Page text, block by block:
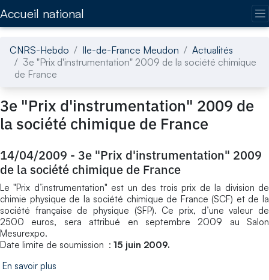
Accueil national
CNRS-Hebdo Ile-de-France Meudon
Actualités
3e "Prix d'instrumentation" 2009 de la société chimique
de France
3e "Prix d'instrumentation" 2009 de
la société chimique de France
14/04/2009 - 3e "Prix d'instrumentation" 2009
de la société chimique de France
Le "Prix d’instrumentation" est un des trois prix de la division de
chimie physique de la société chimique de France (SCF) et de la
société française de physique (SFP). Ce prix, d’une valeur de
2500 euros, sera attribué en septembre 2009 au Salon
Mesurexpo.
Date limite de soumission : 15 juin 2009.
En savoir plus